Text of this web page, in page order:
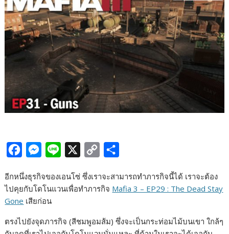
c
o
M
s
n
n
p
i
a
r
อีกหนึ่งธุรกิจของเอนโซ่ ซึ่งเราจะสามารถทำภารกิจนี้ได้ เราจะต้อง
ไปคุยกับโดโนแวนเพื่อทำภารกิจ Mafia 3 – EP29 : The Dead Stay
Gone เสียก่อน
ตรงไปยังจุดภารกิจ (สีชมพูอมส้ม) ซึ่งจะเป็นกระท่อมไม้บนเขา ใกล้ๆ